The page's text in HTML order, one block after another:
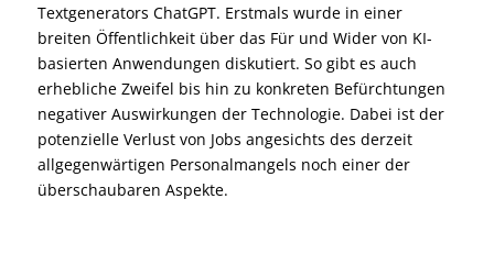
Textgenerators ChatGPT. Erstmals wurde in einer
breiten Öffentlichkeit über das Für und Wider von KI-
basierten Anwendungen diskutiert. So gibt es auch
erhebliche Zweifel bis hin zu konkreten Befürchtungen
negativer Auswirkungen der Technologie. Dabei ist der
potenzielle Verlust von Jobs angesichts des derzeit
allgegenwärtigen Personalmangels noch einer der
überschaubaren Aspekte.